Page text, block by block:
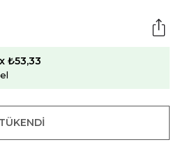
₺53,33
TÜKENDI